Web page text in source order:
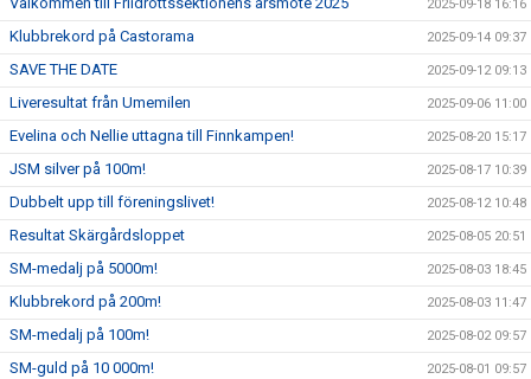
2025-09-18 16:16
Klubbrekord på Castorama 2025-09-14 09:37
SAVE THE DATE 2025-09-12 09:13
Liveresultat från Umemilen 2025-09-06 11:00
Evelina och Nellie uttagna till Finnkampen! 2025-08-20 15:17
JSM silver på 100m! 2025-08-17 10:39
Dubbelt upp till föreningslivet! 2025-08-12 10:48
Resultat Skärgårdsloppet 2025-08-05 20:51
SM-medalj på 5000m! 2025-08-03 18:45
Klubbrekord på 200m! 2025-08-03 11:47
SM-medalj på 100m! 2025-08-02 09:57
SM-guld på 10 000m! 2025-08-01 09:57